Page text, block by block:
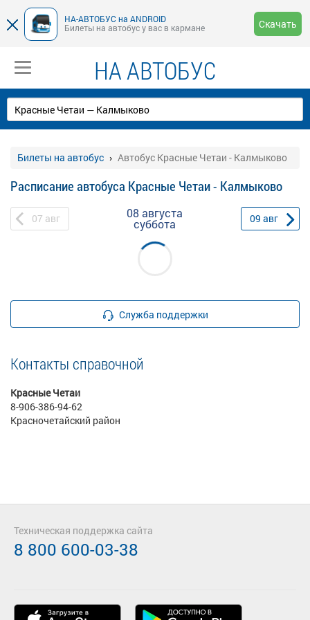
НА-АВТОБУС на ANDROID
Билеты на автобус у вас в кармане
Скачать
НА АВТОБУС
Билеты на автобус Автобус Красные Четаи - Калмыково
Расписание автобуса Красные Четаи - Калмыково
07 авг 08 августа
суббота 09 авг
Служба поддержки
Контакты справочной
Красные Четаи
8-906-386-94-62
Красночетайский район
Техническая поддержка сайта
8 800 600-03-38